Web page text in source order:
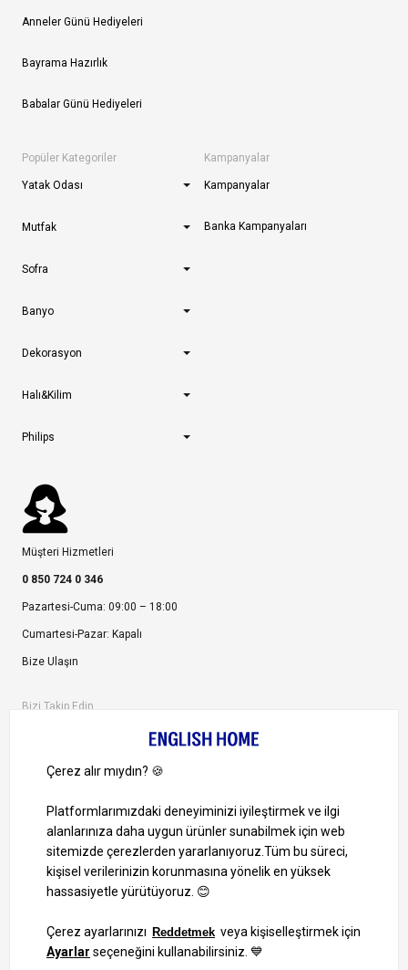
Anneler Günü Hediyeleri
Bayrama Hazırlık
Babalar Günü Hediyeleri
Popüler Kategoriler
Yatak Odası
Mutfak
Sofra
Banyo
Dekorasyon
Halı&Kilim
Philips
Kampanyalar
Kampanyalar
Banka Kampanyaları
Müşteri Hizmetleri
0 850 724 0 346
Pazartesi-Cuma: 09:00 – 18:00
Cumartesi-Pazar: Kapalı
Bize Ulaşın
Bizi Takip Edin
1000 TL ve Üzeri Alışverişlerinizde Kargo Bedava!
Bilgi Toplum Hizmetleri